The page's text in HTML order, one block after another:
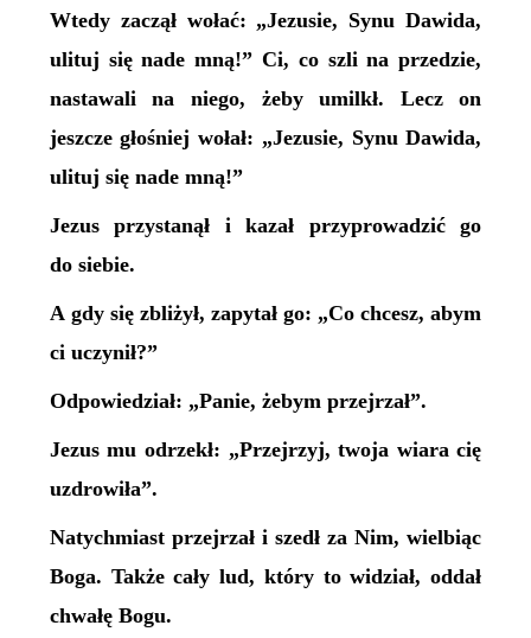
Wtedy zaczął wołać: „Jezusie, Synu Dawida,
ulituj się nade mną!” Ci, co szli na przedzie,
nastawali na niego, żeby umilkł. Lecz on
jeszcze głośniej wołał: „Jezusie, Synu Dawida,
ulituj się nade mną!”
Jezus przystanął i kazał przyprowadzić go
do siebie.
A gdy się zbliżył, zapytał go: „Co chcesz, abym
ci uczynił?”
Odpowiedział: „Panie, żebym przejrzał”.
Jezus mu odrzekł: „Przejrzyj, twoja wiara cię
uzdrowiła”.
Natychmiast przejrzał i szedł za Nim, wielbiąc
Boga. Także cały lud, który to widział, oddał
chwałę Bogu.